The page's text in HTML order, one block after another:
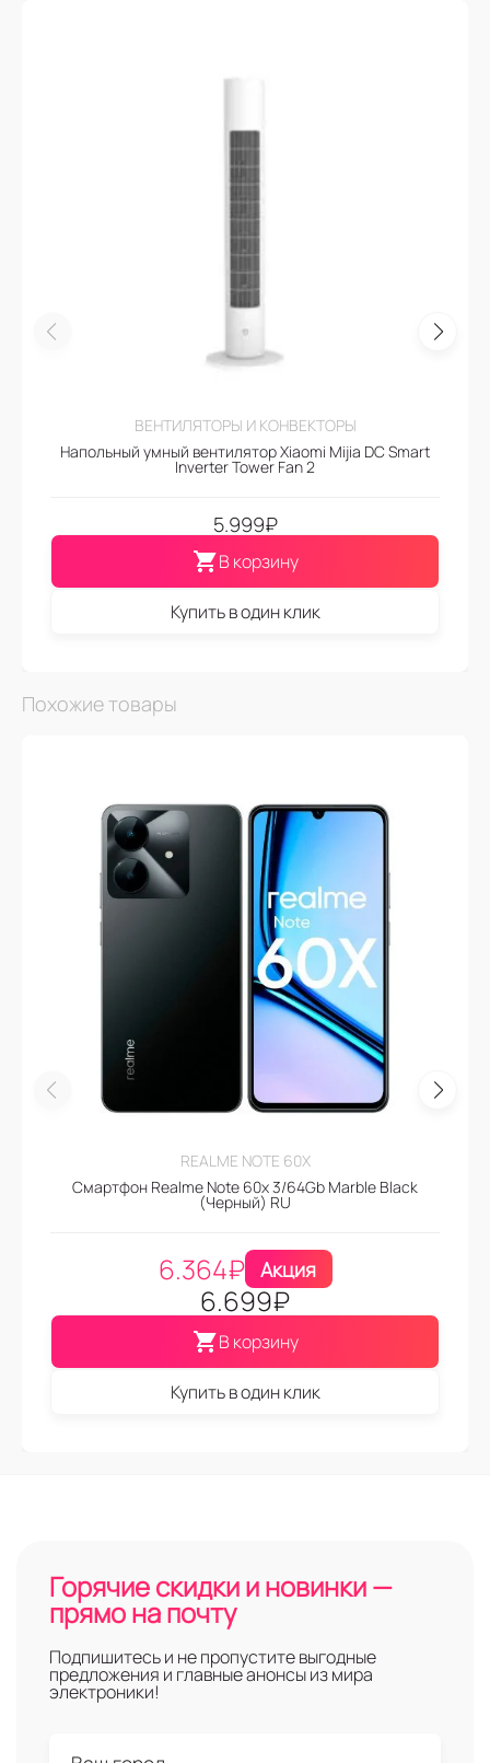
ВЕНТИЛЯТОРЫ И КОНВЕКТОРЫ
Напольный умный вентилятор Xiaomi Mijia DC Smart
Inverter Tower Fan 2
5.999₽
В корзину
Купить в один клик
Похожие товары
REALME NOTE 60X
Смартфон Realme Note 60x 3/64Gb Marble Black
(Черный) RU
6.364₽ Акция
6.699₽
В корзину
Купить в один клик
Горячие скидки и новинки —
прямо на почту
Подпишитесь и не пропустите выгодные
предложения и главные анонсы из мира
электроники!